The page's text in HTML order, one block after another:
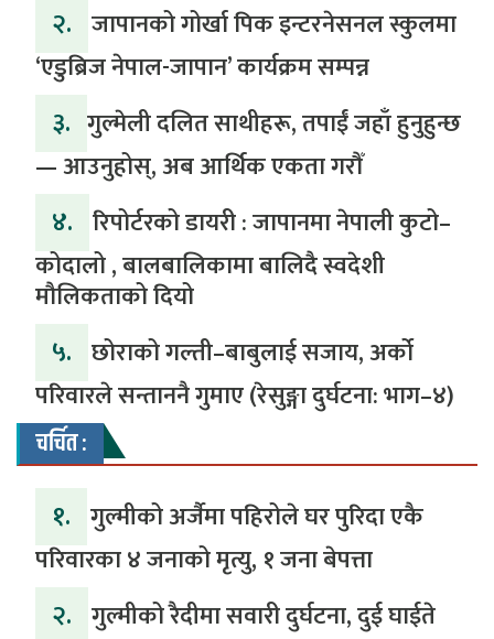
२. जापानको गोर्खा पिक इन्टरनेसनल स्कुलमा
‘एडुब्रिज नेपाल-जापान’ कार्यक्रम सम्पन्न
३. ​गुल्मेली दलित साथीहरू, तपाईं जहाँ हुनुहुन्छ
— आउनुहोस्, अब आर्थिक एकता गरौँ
४. रिपोर्टरको डायरी : जापानमा नेपाली कुटो–
कोदालो , बालबालिकामा बालिदै स्वदेशी
मौलिकताको दियो
५. ‎​छोराको गल्ती–बाबुलाई सजाय, अर्को
परिवारले सन्ताननै गुमाए (रेसुङ्गा दुर्घटना: भाग–४) ‎
चर्चित :
१. गुल्मीको अर्जैमा पहिरोले घर पुरिदा एकै
परिवारका ४ जनाको मृत्यु, १ जना बेपत्ता
२. गुल्मीको रैदीमा सवारी दुर्घटना, दुई घाईते